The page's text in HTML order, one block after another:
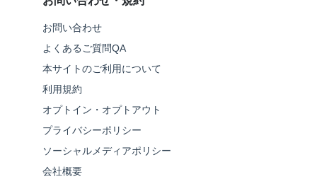
お問い合わせ
よくあるご質問QA
本サイトのご利用について
利用規約
オプトイン・オプトアウト
プライバシーポリシー
ソーシャルメディアポリシー
会社概要